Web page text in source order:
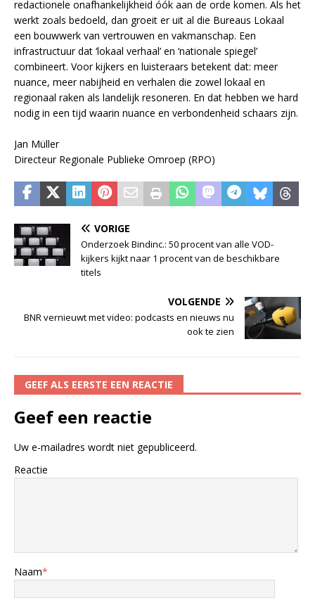
redactionele onafhankelijkheid óók aan de orde komen. Als het
werkt zoals bedoeld, dan groeit er uit al die Bureaus Lokaal
een bouwwerk van vertrouwen en vakmanschap. Een
infrastructuur dat ‘lokaal verhaal’ en ‘nationale spiegel’
combineert. Voor kijkers en luisteraars betekent dat: meer
nuance, meer nabijheid en verhalen die zowel lokaal en
regionaal raken als landelijk resoneren. En dat hebben we hard
nodig in een tijd waarin nuance en verbondenheid schaars zijn.
Jan Müller
Directeur Regionale Publieke Omroep (RPO)
VORIGE
Onderzoek Bindinc.: 50 procent van alle VOD-
kijkers kijkt naar 1 procent van de beschikbare
titels
VOLGENDE
BNR vernieuwt met video: podcasts en nieuws nu
ook te zien
GEEF ALS EERSTE EEN REACTIE
Geef een reactie
Uw e-mailadres wordt niet gepubliceerd.
Reactie
Naam*